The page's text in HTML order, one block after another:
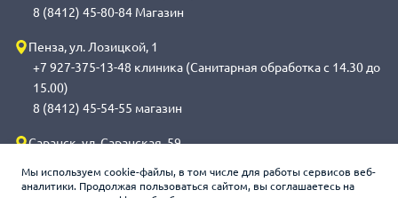
Мы используем cookie-файлы, в том числе для работы сервисов веб-
аналитики. Продолжая пользоваться сайтом, вы соглашаетесь на
8 (8412) 45-80-84 Магазин
Пенза, ул. Лозицкой, 1
+7 927-375-13-48 клиника (Санитарная обработка с 14.30 до
15.00)
8 (8412) 45-54-55 магазин
Саранск, ул. Саранская, 59
обработка с 14.00 до 14.30)